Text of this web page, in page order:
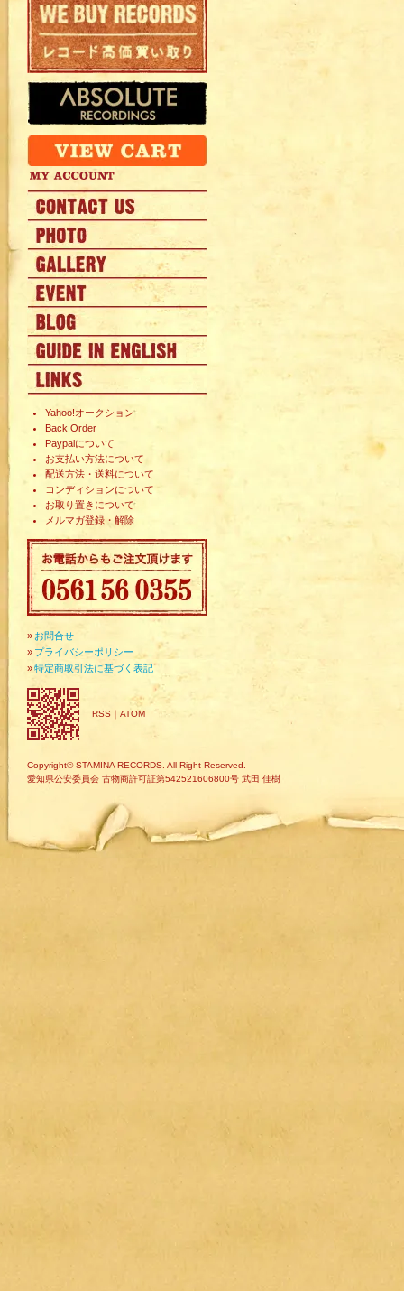
Yahoo!オークション
Back Order
Paypalについて
お支払い方法について
配送方法・送料について
コンディションについて
お取り置きについて
メルマガ登録・解除
» お問合せ
» プライバシーポリシー
»特定商取引法に基づく表記
RSS ｜ ATOM
Copyright© STAMINA RECORDS. All Right Reserved.
愛知県公安委員会 古物商許可証第542521606800号 武田 佳樹